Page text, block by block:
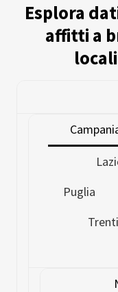
Esplora
affitti a
Puglia